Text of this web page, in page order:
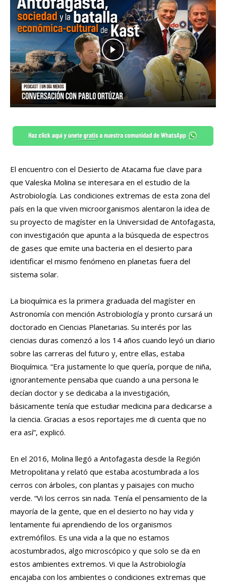
El encuentro con el Desierto de Atacama fue clave para
que Valeska Molina se interesara en el estudio de la
Astrobiología. Las condiciones extremas de esta zona del
país en la que viven microorganismos alentaron la idea de
su proyecto de magíster en la Universidad de Antofagasta,
con investigación que apunta a la búsqueda de espectros
de gases que emite una bacteria en el desierto para
identificar el mismo fenómeno en planetas fuera del
sistema solar.
La bioquímica es la primera graduada del magíster en
Astronomía con mención Astrobiología y pronto cursará un
doctorado en Ciencias Planetarias. Su interés por las
ciencias duras comenzó a los 14 años cuando leyó un diario
sobre las carreras del futuro y, entre ellas, estaba
Bioquímica. “Era justamente lo que quería, porque de niña,
ignorantemente pensaba que cuando a una persona le
decían doctor y se dedicaba a la investigación,
básicamente tenía que estudiar medicina para dedicarse a
la ciencia. Gracias a esos reportajes me di cuenta que no
era así”, explicó.
En el 2016, Molina llegó a Antofagasta desde la Región
Metropolitana y relató que estaba acostumbrada a los
cerros con árboles, con plantas y paisajes con mucho
verde. “Vi los cerros sin nada. Tenía el pensamiento de la
mayoría de la gente, que en el desierto no hay vida y
lentamente fui aprendiendo de los organismos
extremófilos. Es una vida a la que no estamos
acostumbrados, algo microscópico y que solo se da en
estos ambientes extremos. Vi que la Astrobiología
encajaba con los ambientes o condiciones extremas que